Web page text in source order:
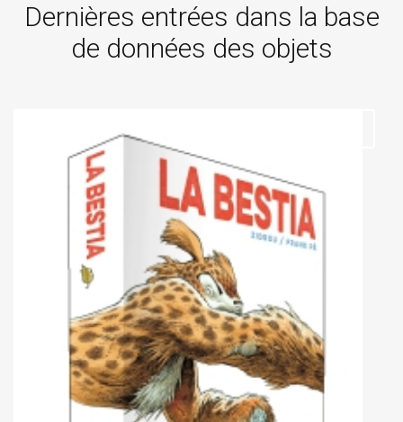
Dernières entrées dans la base
de données des objets